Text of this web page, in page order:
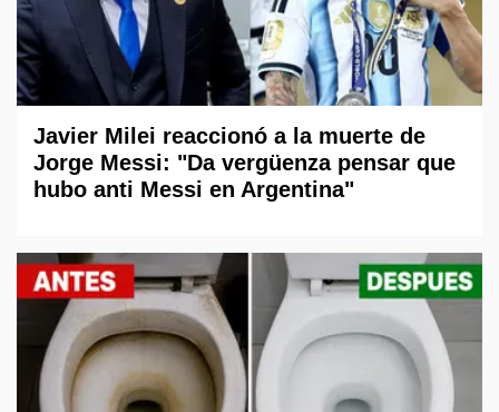
Javier Milei reaccionó a la muerte de
Jorge Messi: "Da vergüenza pensar que
hubo anti Messi en Argentina"